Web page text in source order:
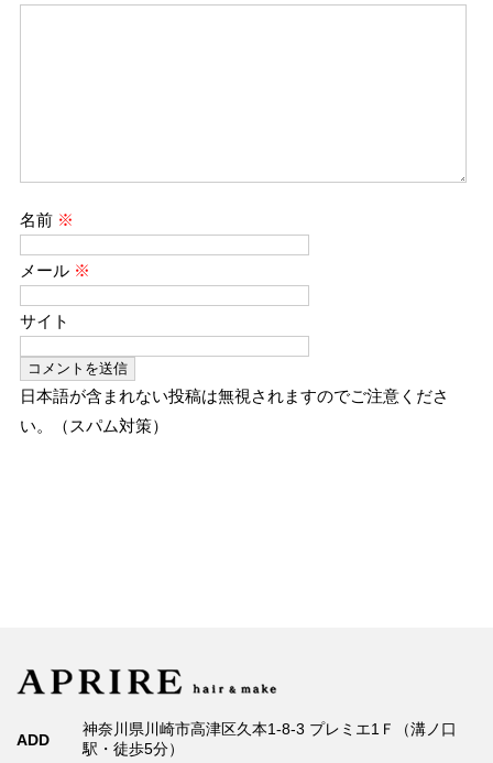
名前 ※
メール ※
サイト
日本語が含まれない投稿は無視されますのでご注意くださ
い。（スパム対策）
ADD
神奈川県川崎市高津区久本1-8-3 プレミエ1Ｆ（溝ノ口
駅・徒歩5分）